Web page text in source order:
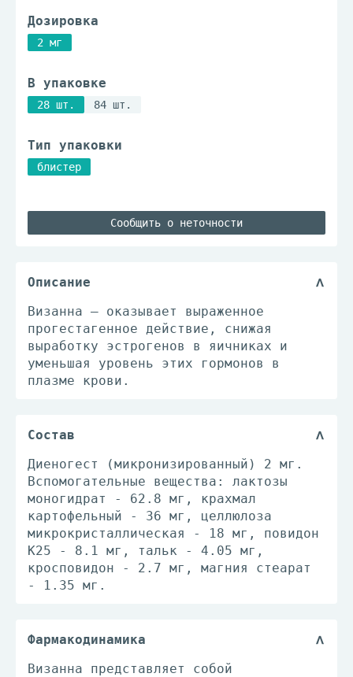
Дозировка
2 мг
В упаковке
28 шт. 84 шт.
Тип упаковки
блистер
Сообщить о неточности
Описание
Визанна – оказывает выраженное
прогестагенное действие, снижая
выработку эстрогенов в яичниках и
уменьшая уровень этих гормонов в
плазме крови.
Состав
Диеногест (микронизированный) 2 мг.
Вспомогательные вещества: лактозы
моногидрат - 62.8 мг, крахмал
картофельный - 36 мг, целлюлоза
микрокристаллическая - 18 мг, повидон
К25 - 8.1 мг, тальк - 4.05 мг,
кросповидон - 2.7 мг, магния стеарат
- 1.35 мг.
Фармакодинамика
Визанна представляет собой